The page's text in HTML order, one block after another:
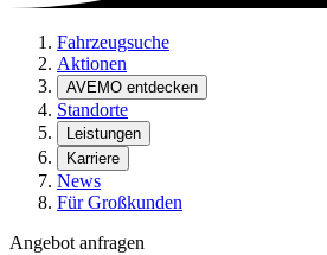
Fahrzeugsuche
Aktionen
AVEMO entdecken
Standorte
Leistungen
Karriere
News
Für Großkunden
Angebot anfragen